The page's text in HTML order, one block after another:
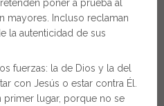
poner a prueba al
mayores. Incluso reclaman
la autenticidad de sus
fuerzas: la de Dios y la del
con Jesús o estar contra Él.
primer lugar, porque no se